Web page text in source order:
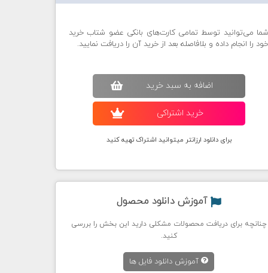
شما می‌توانید توسط تمامی کارت‌های بانکی عضو شتاب خرید
خود را انجام داده و بلافاصله بعد از خرید آن را دریافت نمایید.
اضافه به سبد خريد
خريد اشتراکی
برای دانلود ارزانتر میتوانید اشتراک تهیه کنید
آموزش دانلود محصول
چنانچه برای دریافت محصولات مشکلی دارید این بخش را بررسی
کنید.
آموزش دانلود فایل ها